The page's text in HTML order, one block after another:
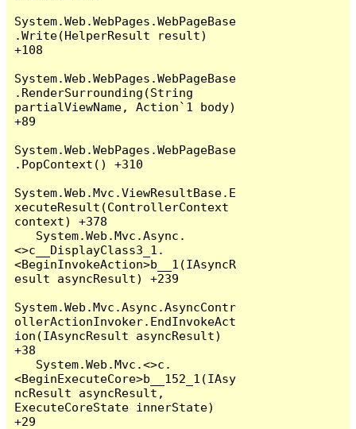
System.Web.WebPages.WebPageBase
.Write(HelperResult result)
+108
System.Web.WebPages.WebPageBase
.RenderSurrounding(String
partialViewName, Action`1 body)
+89
System.Web.WebPages.WebPageBase
.PopContext() +310
System.Web.Mvc.ViewResultBase.E
xecuteResult(ControllerContext
context) +378
<>c__DisplayClass3_1.
<BeginInvokeAction>b__1(IAsyncR
esult asyncResult) +239
System.Web.Mvc.Async.AsyncContr
ollerActionInvoker.EndInvokeAct
ion(IAsyncResult asyncResult)
+38
<BeginExecuteCore>b__152_1(IAsy
ncResult asyncResult,
ExecuteCoreState innerState)
+29